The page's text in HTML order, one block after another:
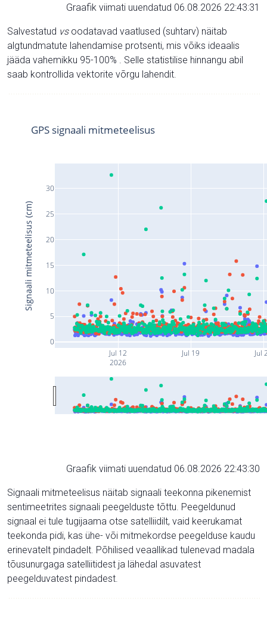
Graafik viimati uuendatud 06.08.2026 22:43:31
Salvestatud vsoodatavad vaatlused (suhtarv) näitab
algtundmatute lahendamise protsenti, mis võiks ideaalis
jääda vahemikku 95-100% . Selle statistilise hinnangu abil
saab kontrollida vektorite võrgu lahendit.
Jul 12
2026
Jul 19 Jul
0
5
10
15
20
25
30
GPS signaali mitmeteelisus
Signaali mitmeteelisus (cm)
Graafik viimati uuendatud 06.08.2026 22:43:30
Signaali mitmeteelisus näitab signaali teekonna pikenemist
sentimeetrites signaali peegelduste tõttu. Peegeldunud
signaal ei tule tugijaama otse satelliidilt, vaid keerukamat
teekonda pidi, kas ühe- või mitmekordse peegelduse kaudu
erinevatelt pindadelt. Põhilised veaallikad tulenevad madala
tõusunurgaga satelliitidest ja lähedal asuvatest
peegelduvatest pindadest.